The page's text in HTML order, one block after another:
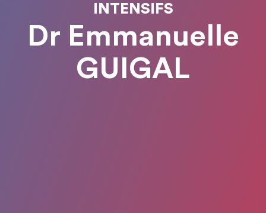
INTENSIFS
Dr Emmanuelle
GUIGAL